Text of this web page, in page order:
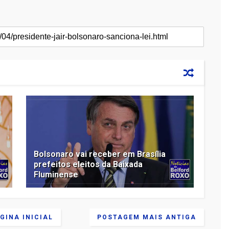
Bolsonaro vai receber em Brasília
prefeitos eleitos da Baixada
Fluminense
POSTAGEM MAIS ANTIGA
INICIAL